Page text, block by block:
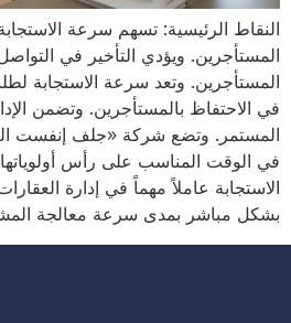
النقاط الرئيسية: تسهم سرعة
المستأجرين. ويؤدي التأخير في
المستأجرين. وتعد سرعة الاستجابة
في الاحتفاظ بالمستأجرين. وتضمن
المستمر. وتضع شركة «جلف إنفست
في الوقت المناسب على رأس
الاستجابة عاملاً مهماً في إدارة
بشكل مباشر بمدى سرعة معالجة